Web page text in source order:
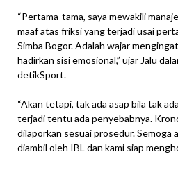
“Pertama-tama, saya mewakili
maaf atas friksi yang terjadi usai
Simba Bogor. Adalah wajar
hadirkan sisi emosional,” ujar Jalu
detikSport.
“Akan tetapi, tak ada asap bila tak
terjadi tentu ada penyebabnya.
dilaporkan sesuai prosedur. Semoga
diambil oleh IBL dan kami siap